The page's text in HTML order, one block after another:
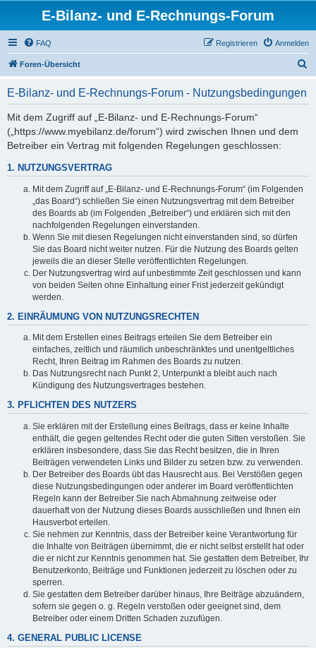
E-Bilanz- und E-Rechnungs-Forum
FAQ Anmelden
Registrieren
Foren-Übersicht
E-Bilanz- und E-Rechnungs-Forum - Nutzungsbedingungen
Mit dem Zugriff auf „E-Bilanz- und E-Rechnungs-Forum“
(„https://www.myebilanz.de/forum“) wird zwischen Ihnen und dem
Betreiber ein Vertrag mit folgenden Regelungen geschlossen:
1. NUTZUNGSVERTRAG
Mit dem Zugriff auf „E-Bilanz- und E-Rechnungs-Forum“ (im Folgenden
„das Board“) schließen Sie einen Nutzungsvertrag mit dem Betreiber
des Boards ab (im Folgenden „Betreiber“) und erklären sich mit den
nachfolgenden Regelungen einverstanden.
Wenn Sie mit diesen Regelungen nicht einverstanden sind, so dürfen
Sie das Board nicht weiter nutzen. Für die Nutzung des Boards gelten
jeweils die an dieser Stelle veröffentlichten Regelungen.
Der Nutzungsvertrag wird auf unbestimmte Zeit geschlossen und kann
von beiden Seiten ohne Einhaltung einer Frist jederzeit gekündigt
werden.
2. EINRÄUMUNG VON NUTZUNGSRECHTEN
Mit dem Erstellen eines Beitrags erteilen Sie dem Betreiber ein
einfaches, zeitlich und räumlich unbeschränktes und unentgeltliches
Recht, Ihren Beitrag im Rahmen des Boards zu nutzen.
Das Nutzungsrecht nach Punkt 2, Unterpunkt a bleibt auch nach
Kündigung des Nutzungsvertrages bestehen.
3. PFLICHTEN DES NUTZERS
Sie erklären mit der Erstellung eines Beitrags, dass er keine Inhalte
enthält, die gegen geltendes Recht oder die guten Sitten verstoßen. Sie
erklären insbesondere, dass Sie das Recht besitzen, die in Ihren
Beiträgen verwendeten Links und Bilder zu setzen bzw. zu verwenden.
Der Betreiber des Boards übt das Hausrecht aus. Bei Verstößen gegen
diese Nutzungsbedingungen oder anderer im Board veröffentlichten
Regeln kann der Betreiber Sie nach Abmahnung zeitweise oder
dauerhaft von der Nutzung dieses Boards ausschließen und Ihnen ein
Hausverbot erteilen.
Sie nehmen zur Kenntnis, dass der Betreiber keine Verantwortung für
die Inhalte von Beiträgen übernimmt, die er nicht selbst erstellt hat oder
die er nicht zur Kenntnis genommen hat. Sie gestatten dem Betreiber, Ihr
Benutzerkonto, Beiträge und Funktionen jederzeit zu löschen oder zu
sperren.
Sie gestatten dem Betreiber darüber hinaus, Ihre Beiträge abzuändern,
sofern sie gegen o. g. Regeln verstoßen oder geeignet sind, dem
Betreiber oder einem Dritten Schaden zuzufügen.
4. GENERAL PUBLIC LICENSE